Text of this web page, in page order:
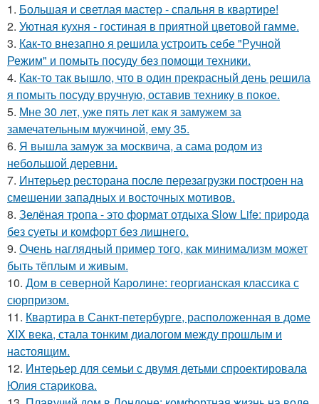
1. Большая и светлая мастер - спальня в квартире!
2. Уютная кухня - гостиная в приятной цветовой гамме.
3. Как-то внезапно я решила устроить себе "Ручной
Режим" и помыть посуду без помощи техники.
4. Как-то так вышло, что в один прекрасный день решила
я помыть посуду вручную, оставив технику в покое.
5. Мне 30 лет, уже пять лет как я замужем за
замечательным мужчиной, ему 35.
6. Я вышла замуж за москвича, а сама родом из
небольшой деревни.
7. Интерьер ресторана после перезагрузки построен на
смешении западных и восточных мотивов.
8. Зелёная тропа - это формат отдыха Slow Life: природа
без суеты и комфорт без лишнего.
9. Очень наглядный пример того, как минимализм может
быть тёплым и живым.
10. Дом в северной Каролине: георгианская классика с
сюрпризом.
11. Квартира в Санкт-петербурге, расположенная в доме
XIX века, стала тонким диалогом между прошлым и
настоящим.
12. Интерьер для семьи с двумя детьми спроектировала
Юлия старикова.